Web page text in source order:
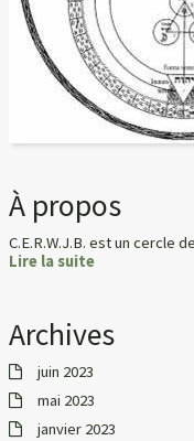
À propos
C.E.R.W.J.B. est un cercle
Lire la suite
Archives
juin 2023
mai 2023
janvier 2023